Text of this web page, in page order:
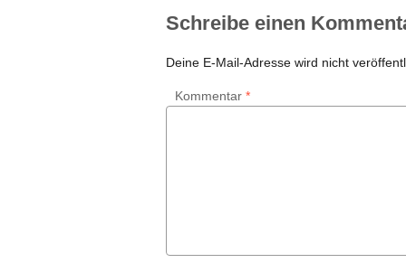
Schreibe einen
Deine E-Mail-Adresse wird nicht
Kommentar *